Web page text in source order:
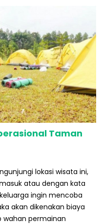
Taman
lokasi wisata ini,
atau dengan kata
ingin mencoba
akan dikenakan biaya
wahan permainan